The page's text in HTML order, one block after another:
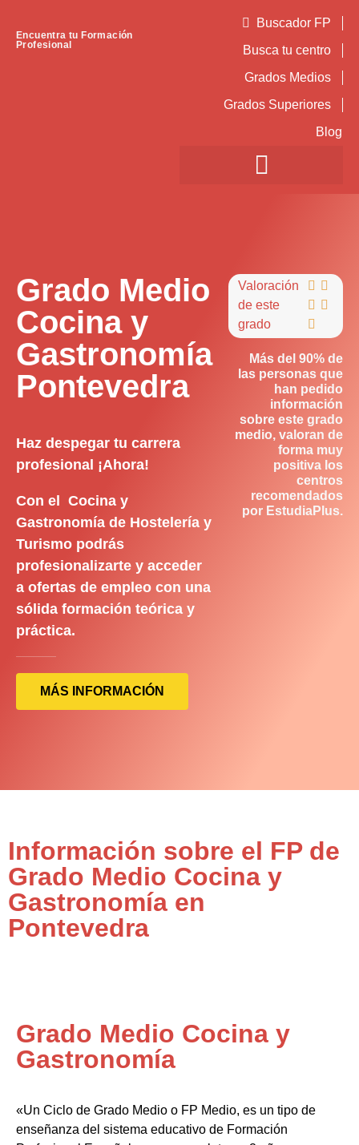
Encuentra tu Formación
Profesional
Buscador FP
Busca tu centro
Grados Medios
Grados Superiores
Blog
Grado Medio
Cocina y
Gastronomía
Pontevedra
Haz despegar tu carrera
profesional ¡Ahora!
Con el Cocina y
Gastronomía de Hostelería y
Turismo podrás
profesionalizarte y acceder
a ofertas de empleo con una
sólida formación teórica y
práctica.
MÁS INFORMACIÓN
Valoración
de este
grado
 
 

Más del 90% de
las personas que
han pedido
información
sobre este grado
medio, valoran de
forma muy
positiva los
centros
recomendados
por EstudiaPlus.
Información sobre el FP de
Grado Medio Cocina y
Gastronomía en
Pontevedra
Grado Medio Cocina y
Gastronomía
«Un Ciclo de Grado Medio o FP Medio, es un tipo de
enseñanza del sistema educativo de Formación